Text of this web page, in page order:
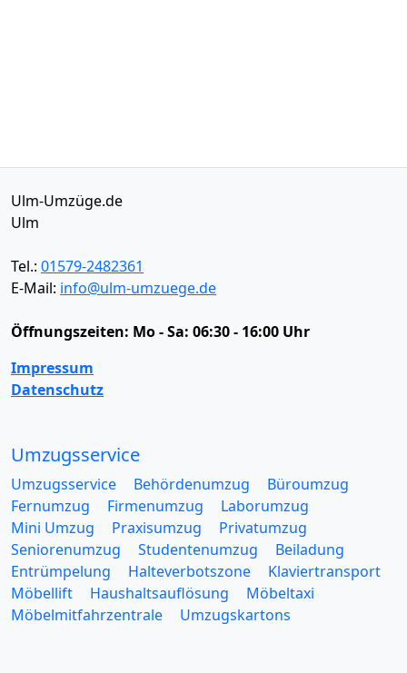
Ulm-Umzüge.de
Ulm
Tel.: 01579-2482361
E-Mail: info@ulm-umzuege.de
Öffnungszeiten: Mo - Sa: 06:30 - 16:00 Uhr
Impressum
Datenschutz
Umzugsservice
Umzugsservice Behördenumzug
Büroumzug
Fernumzug
Firmenumzug
Laborumzug
Mini Umzug
Praxisumzug
Privatumzug
Seniorenumzug
Studentenumzug
Beiladung
Entrümpelung
Halteverbotszone
Klaviertransport
Möbellift
Haushaltsauflösung
Möbeltaxi
Möbelmitfahrzentrale
Umzugskartons